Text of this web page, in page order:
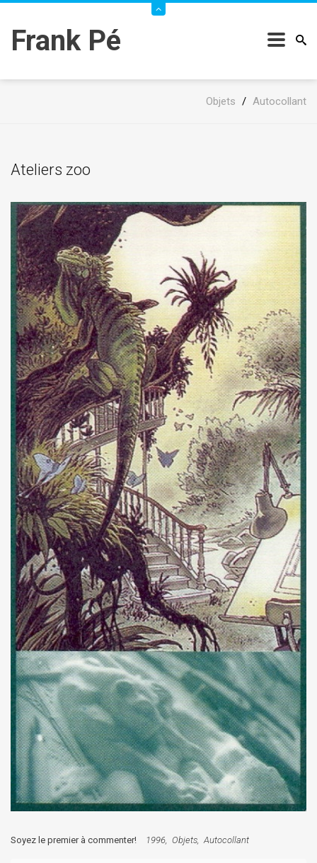
Frank Pé
Objets / Autocollant
Ateliers zoo
Soyez le premier à commenter! 1996 Objets Autocollant